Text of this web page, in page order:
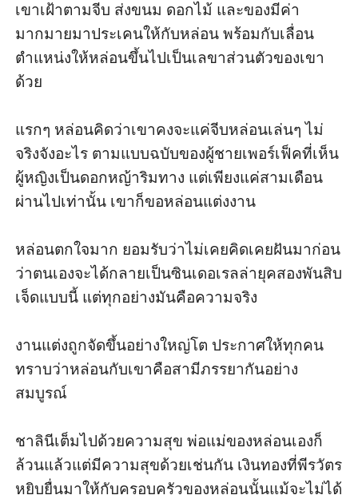
เขาเฝ้าตามจีบ ส่งขนม ดอกไม้ และของมีค่า
มากมายมาประเคนให้กับหล่อน พร้อมกับเลื่อน
ตำแหน่งให้หล่อนขึ้นไปเป็นเลขาส่วนตัวของเขา
ด้วย
แรกๆ หล่อนคิดว่าเขาคงจะแค่จีบหล่อนเล่นๆ ไม่
จริงจังอะไร ตามแบบฉบับของผู้ชายเพอร์เฟ็คที่เห็น
ผู้หญิงเป็นดอกหญ้าริมทาง แต่เพียงแค่สามเดือน
ผ่านไปเท่านั้น เขาก็ขอหล่อนแต่งงาน
หล่อนตกใจมาก ยอมรับว่าไม่เคยคิดเคยฝันมาก่อน
ว่าตนเองจะได้กลายเป็นซินเดอเรลล่ายุคสองพันสิบ
เจ็ดแบบนี้ แต่ทุกอย่างมันคือความจริง
งานแต่งถูกจัดขึ้นอย่างใหญ่โต ประกาศให้ทุกคน
ทราบว่าหล่อนกับเขาคือสามีภรรยากันอย่าง
สมบูรณ์
ชาลินีเต็มไปด้วยความสุข พ่อแม่ของหล่อนเองก็
ล้วนแล้วแต่มีความสุขด้วยเช่นกัน เงินทองที่พีรวัตร
หยิบยื่นมาให้กับครอบครัวของหล่อนนั้นแม้จะไม่ได้